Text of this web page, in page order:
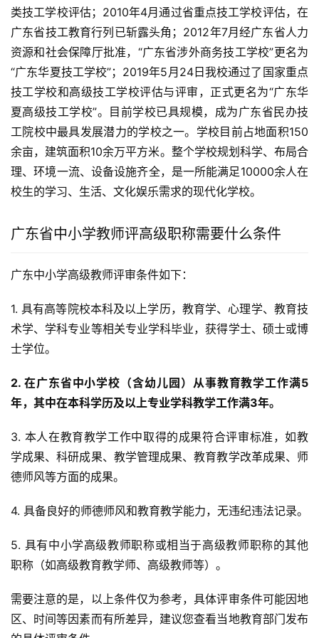
类技工学校评估；2010年4月通过省重点技工学校评估，在
广东省技工教育行列已斩露头角；2012年7月经广东省人力
资源和社会保障厅批准，“广东省涉外商务技工学校”更名为
“广东华夏技工学校”；2019年5月24日我校通过了国家重点
技工学校和高级技工学校评估与评审，正式更名为“广东华
夏高级技工学校”。目前学校已具规模，成为广东省民办技
工院校中最具发展潜力的学校之一。学校目前占地面积150
余亩，建筑面积10余万平方米。整个学校规划科学、布局合
理、环境一流、设备设施齐全，是一所能满足10000余人在
校生的学习、生活、文化娱乐需求的现代化学校。
广东省中小学教师评高级职称需要什么条件
广东中小学高级教师评审条件如下：
1. 具有高等院校本科及以上学历，教育学、心理学、教育技
术学、学科专业等相关专业学科毕业，获得学士、硕士或博
士学位。
2. 在广东省中小学校（含幼儿园）从事教育教学工作满5
年，其中在本科学历及以上专业学科教学工作满3年。
3. 本人在教育教学工作中取得的成果符合评审标准，如教
学成果、科研成果、教学管理成果、教育教学改革成果、师
德师风等方面的成果。
4. 具备良好的师德师风和教育教学能力，无违纪违法记录。
5. 具有中小学高级教师职称或相当于高级教师职称的其他
职称（如高级教育教学师、高级教师等）。
需要注意的是，以上条件仅为参考，具体评审条件可能因地
区、时间等因素而有所差异，建议您查看当地教育部门发布